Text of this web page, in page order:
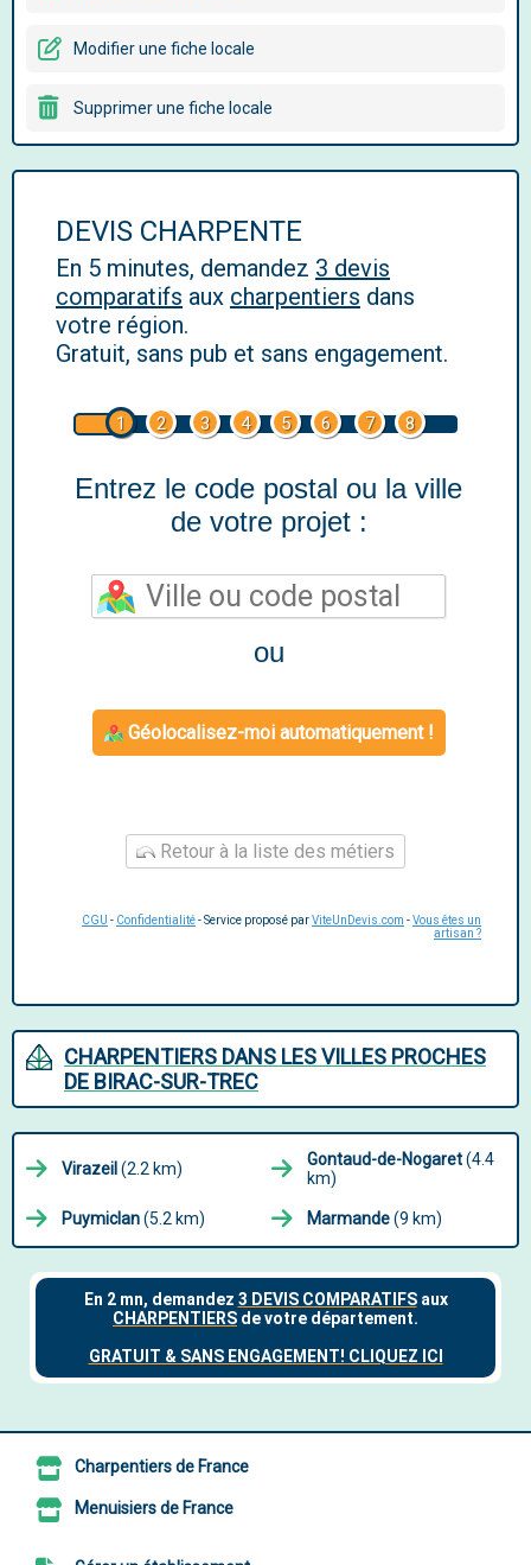
Modifier une fiche locale
Supprimer une fiche locale
DEVIS CHARPENTE
En 5 minutes, demandez 3 devis
comparatifs aux charpentiers dans
votre région.
Gratuit, sans pub et sans engagement.
1 2 3 4 5 6 7 8
Entrez le code postal ou la ville
de votre projet :
ou
Géolocalisez-moi automatiquement !
Retour à la liste des métiers
CGU - Confidentialité- Service proposé parViteUnDevis.com -Vous êtes un
artisan ?
CHARPENTIERS DANS LES VILLES PROCHES
DE BIRAC-SUR-TREC
Virazeil (2.2 km) Gontaud-de-Nogaret(4.4
km)
Puymiclan(5.2 km) Marmande(9 km)
Charpentiers de France
Menuisiers de France